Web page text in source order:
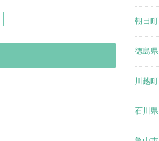
朝日町
徳島県
川越町
石川県